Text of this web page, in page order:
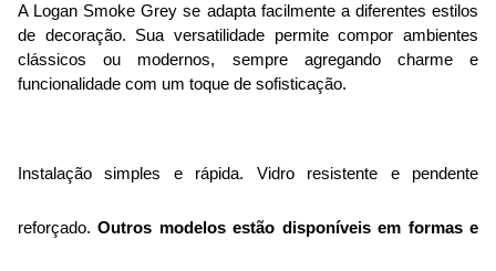
A Logan Smoke Grey se adapta facilmente a diferentes estilos
de decoração. Sua versatilidade permite compor ambientes
clássicos ou modernos, sempre agregando charme e
funcionalidade com um toque de sofisticação.
Instalação simples e rápida. Vidro resistente e pendente
reforçado. Outros modelos estão disponíveisem formas e